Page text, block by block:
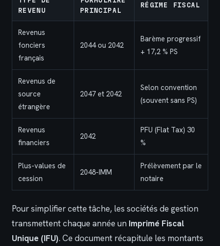
REVENU
PRINCIPAL
RÉGIME FISCAL
Revenus
fonciers
français
2044 ou 2042
Barème progressif
+ 17,2 % PS
Revenus de
source
étrangère
2047 et 2042
Selon convention
(souvent sans PS)
Revenus
financiers
2042
PFU (Flat Tax) 30
%
Plus-values de
cession
2048-IMM
Prélèvement par le
notaire
Pour simplifier cette tâche, les sociétés de gestion
transmettent chaque année un Imprimé Fiscal
Unique (IFU). Ce document récapitule les montants